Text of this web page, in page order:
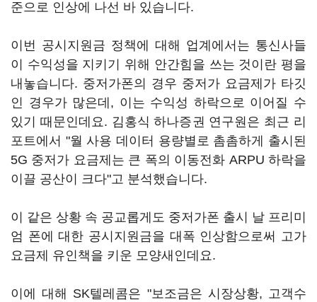
준으로 인상에 나선 바 있습니다.
이번 공시지원금 정책에 대해 업계에서는 통신사들
이 수익성을 지키기 위해 안간힘을 쓰는 것이란 평을
내놓습니다. 중저가폰의 경우 중저가 요금제가 타깃
인 경우가 많은데, 이는 수익성 하락으로 이어질 수
있기 때문인데요. 김홍식 하나증권 연구원은 최근 리
포트에서 "월 사용 데이터 용량별로 촘촘하게 출시된
5G 중저가 요금제는 큰 폭의 이동전화 ARPU 하락을
이끌 공산이 크다"고 분석했습니다.
이 같은 상황 속 공교롭게도 중저가폰 출시 날 프리미
엄 폰에 대한 공시지원금을 대폭 인상함으로써 고가
요금제 유인책을 키운 모양새인데요.
이에 대해 SK텔레콤은 "보조금은 시장상황, 고객수